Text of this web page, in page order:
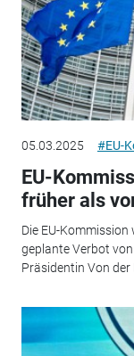
05.03.2025 #EU-
EU-
früher als
Die EU-
geplante Verbot
Präsidentin Von der